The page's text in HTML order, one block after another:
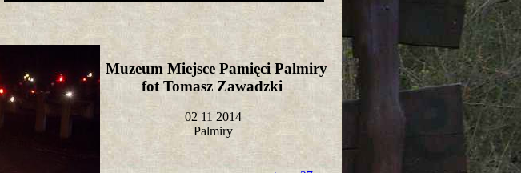
Muzeum Miejsce Pamięci Palmiry
fot Tomasz Zawadzki
02 11 2014
Palmiry